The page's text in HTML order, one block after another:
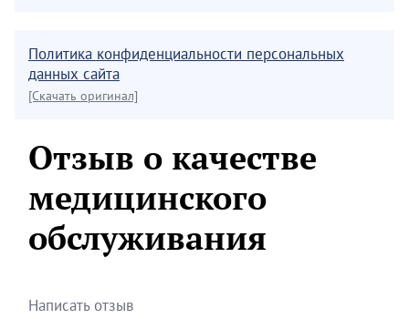
Политика конфиденциальности персональных
данных сайта
[Скачать оригинал]
Отзыв о качестве
медицинского
обслуживания
Написать отзыв